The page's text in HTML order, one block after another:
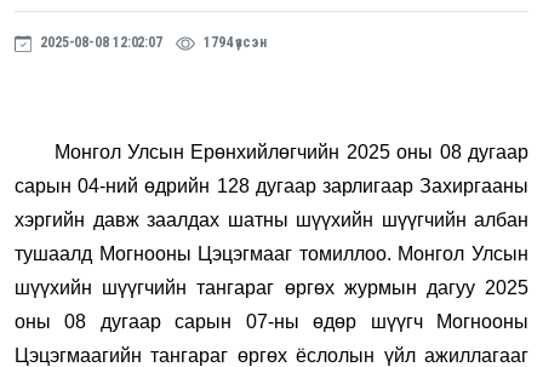
2025-08-08 12:02:07 1794 үзсэн
Монгол Улсын Ерөнхийлөгчийн 2025 оны 08 дугаар
сарын 04-ний өдрийн 128 дугаар зарлигаар Захиргааны
хэргийн давж заалдах шатны шүүхийн шүүгчийн албан
тушаалд Могнооны Цэцэгмааг томиллоо. Монгол Улсын
шүүхийн шүүгчийн тангараг өргөх журмын дагуу 2025
оны 08 дугаар сарын 07-ны өдөр шүүгч Могнооны
Цэцэгмаагийн тангараг өргөх ёслолын үйл ажиллагааг